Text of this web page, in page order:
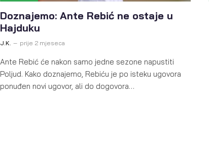
Doznajemo: Ante Rebić ne ostaje u
Hajduku
J.K. prije 2 mjeseca
Ante Rebić će nakon samo jedne sezone napustiti
Poljud. Kako doznajemo, Rebiću je po isteku ugovora
ponuđen novi ugovor, ali do dogovora…